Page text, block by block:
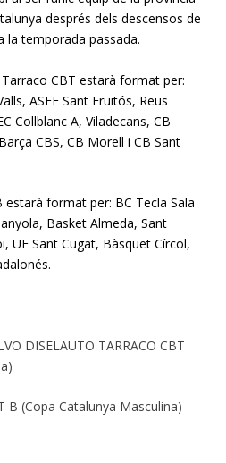
després dels descensos de
la temporada passada.
CBT estarà format per:
ASFE Sant Fruitós, Reus
Collblanc A, Viladecans, CB
CBS, CB Morell i CB Sant
estarà format per: BC Tecla Sala
Basket Almeda, Sant
UE Sant Cugat, Bàsquet Círcol,
DISELAUTO TARRACO CBT
B (Copa Catalunya Masculina)